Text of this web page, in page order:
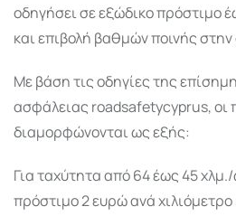
οδηγήσει σε εξώδικο πρόστιμο
και επιβολή βαθμών ποινής
Με βάση τις οδηγίες της
ασφάλειας roadsafetycyprus, οι
διαμορφώνονται ως εξής:
Για ταχύτητα από 64 έως 45
πρόστιμο 2 ευρώ ανά χιλιόμετρο